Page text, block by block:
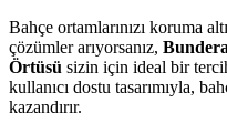
Bahçe ortamlarınızı koruma
çözümler arıyorsanız,
Örtüsü sizin için ideal bir
kullanıcı dostu tasarımıyla,
kazandırır.